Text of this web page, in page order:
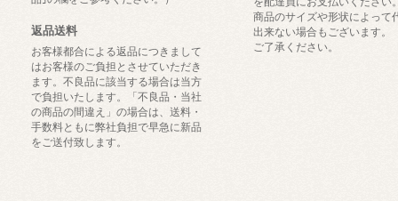
返品送料
お客様都合による返品につきまして
はお客様のご負担とさせていただき
ます。不良品に該当する場合は当方
で負担いたします。「不良品・当社
の商品の間違え」の場合は、送料・
手数料ともに弊社負担で早急に新品
をご送付致します。
商品のサイズや形状によって
出来ない場合もございます。
ご了承ください。